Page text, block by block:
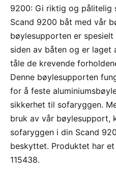
9200: Gi riktig og
Scand 9200 båt med vår
bøylesupporten er
siden av båten og er laget
tåle de krevende
Denne bøylesupporten
for å feste
sikkerhet til sofaryggen.
bruk av vår bøylesupport,
sofaryggen i din Scand
beskyttet. Produktet har
115438.